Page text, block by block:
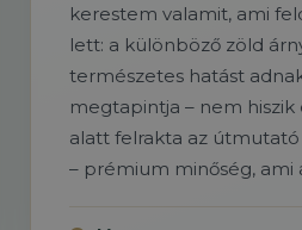
kerestem valamit, ami
lett: a különböző zöld
természetes hatást
megtapintja – nem
alatt felrakta az
– prémium minőség, ami